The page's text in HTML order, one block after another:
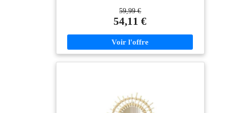
parfait 【SOLIDE ET SÉCURISÉ】Doté d'un verre
trempé très résistant et d'un film de sécurité, ce miroir
sécurité même en cas de chute 【CHARMANT
DANS TOUTE PIÈCE】Ce miroir psyché présente
ALLIAGE D'ALUMINIUM DE QUALITÉ
PREMIUM】Le cadre solide est conçu pour résister à
59,99 €
54,11 €